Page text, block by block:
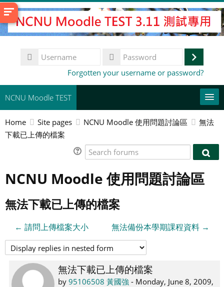
Skip
to
main
Username
Log
Forgotten your username or password?
NCNU Moodle TEST
常用連結
English (United States) ‎(en_us)‎
courses
Home Site pages NCNU Moodle 使用問題討論區
無法
下載已上傳的檔案
Search
NCNU Moodle 使用問題討論區
無法下載已上傳的檔案
← 請問上傳檔案大小 無法備份本學期課程資料 →
無法下載已上傳的檔案
by 95106508 黃國強 - Monday, June 8, 2009,
Number
of